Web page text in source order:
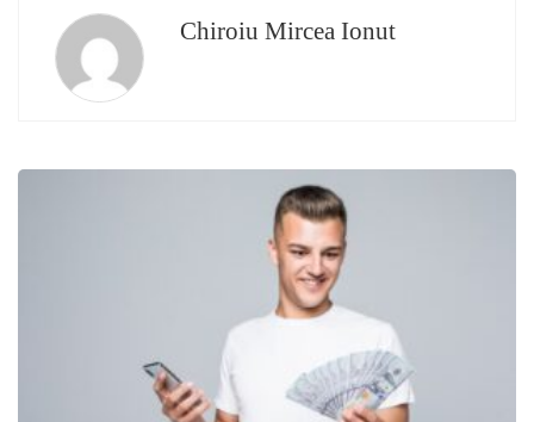
Chiroiu Mircea Ionut